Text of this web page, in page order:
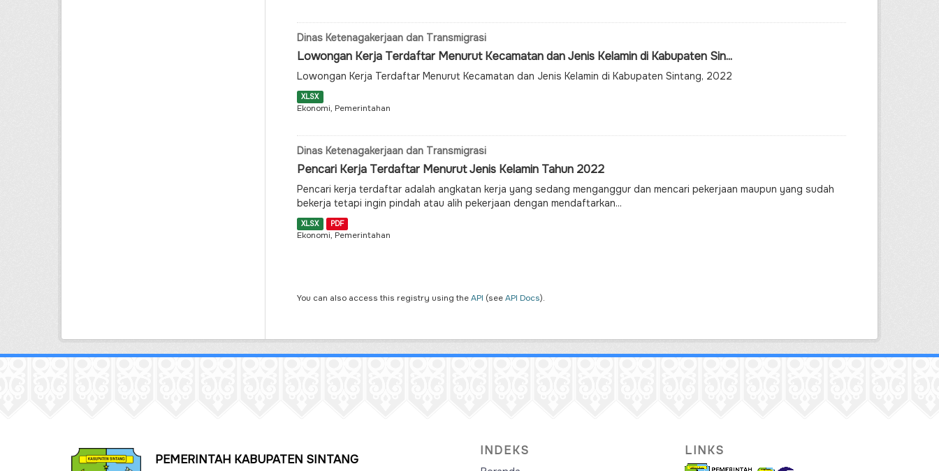
Dinas Ketenagakerjaan dan Transmigrasi
Lowongan Kerja Terdaftar Menurut Kecamatan dan Jenis Kelamin di Kabupaten Sin...
Lowongan Kerja Terdaftar Menurut Kecamatan dan Jenis Kelamin di Kabupaten Sintang, 2022
XLSX
Ekonomi, Pemerintahan
Dinas Ketenagakerjaan dan Transmigrasi
Pencari Kerja Terdaftar Menurut Jenis Kelamin Tahun 2022
Pencari kerja terdaftar adalah angkatan kerja yang sedang menganggur dan mencari pekerjaan maupun yang sudah
bekerja tetapi ingin pindah atau alih pekerjaan dengan mendaftarkan...
XLSX PDF
Ekonomi, Pemerintahan
You can also access this registry using theAPI (seeAPI Docs).
PEMERINTAH KABUPATEN SINTANG
INDEKS LINKS